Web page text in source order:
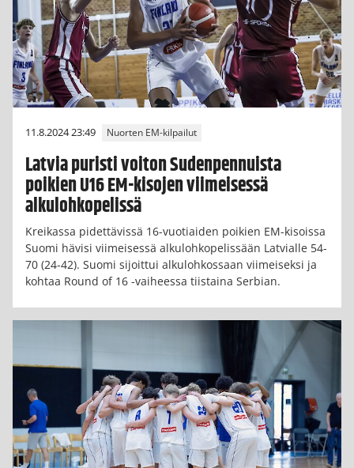
11.8.2024 23:49 Nuorten EM-kilpailut
Latvia puristi voiton Sudenpennuista
poikien U16 EM-kisojen viimeisessä
alkulohkopelissä
Kreikassa pidettävissä 16-vuotiaiden poikien EM-kisoissa
Suomi hävisi viimeisessä alkulohkopelissään Latvialle 54-
70 (24-42). Suomi sijoittui alkulohkossaan viimeiseksi ja
kohtaa Round of 16 -vaiheessa tiistaina Serbian.